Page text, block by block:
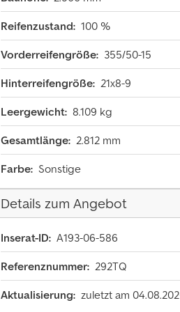
Reifenzustand: 100 %
Vorderreifengröße: 355/50-15
Hinterreifengröße: 21x8-9
Leergewicht: 8.109 kg
Gesamtlänge: 2.812 mm
Farbe: Sonstige
Details zum Angebot
Inserat-ID: A193-06-586
Referenznummer: 292TQ
Aktualisierung: zuletzt am